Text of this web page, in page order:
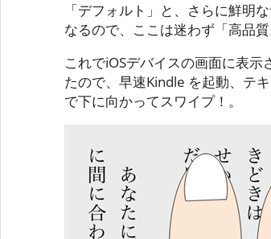
「デフォルト」と、さらに鮮明
なるので、ここは迷わず「高品質
これでiOSデバイスの画面に表
たので、早速Kindle を起動、テ
で下に向かってスワイプ！。